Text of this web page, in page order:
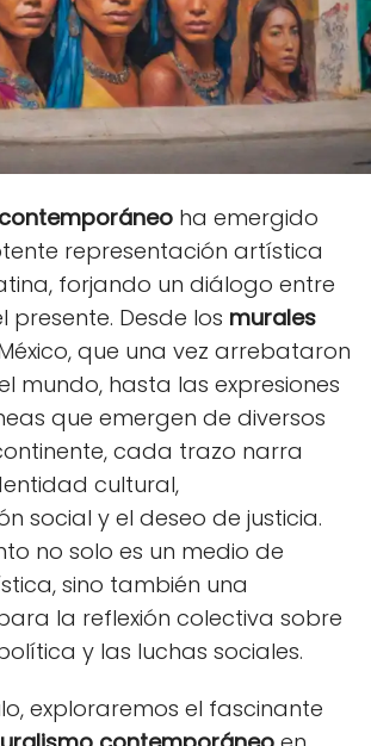
ha emergido
representación artística
forjando un diálogo entre
presente. Desde los murales
que una vez arrebataron
mundo, hasta las expresiones
que emergen de diversos
cada trazo narra
cultural,
social y el deseo de justicia.
no solo es un medio de
sino también una
la reflexión colectiva sobre
y las luchas sociales.
exploraremos el fascinante